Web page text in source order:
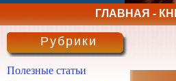
ГЛАВНАЯ -
Рубрики
Полезные статьи